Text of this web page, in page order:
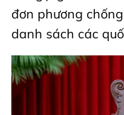
đơn phương
danh sách các